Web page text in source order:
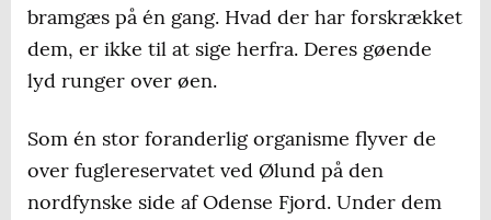
bramgæs på én gang. Hvad der har forskrækket
dem, er ikke til at sige herfra. Deres gøende
lyd runger over øen.
Som én stor foranderlig organisme flyver de
over fuglereservatet ved Ølund på den
nordfynske side af Odense Fjord. Under dem